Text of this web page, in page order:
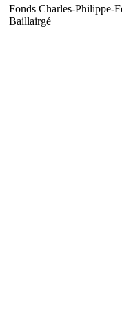
Fonds Charles-Philippe-
Baillairgé